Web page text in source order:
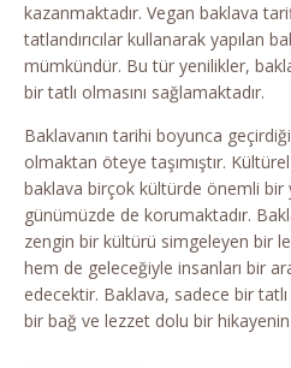
kazanmaktadır. Vegan baklava
tatlandırıcılar kullanarak yapılan
mümkündür. Bu tür yenilikler,
bir tatlı olmasını sağlamaktadır.
Baklavanın tarihi boyunca
olmaktan öteye taşımıştır.
baklava birçok kültürde önemli
günümüzde de korumaktadır.
zengin bir kültürü simgeleyen bir
hem de geleceğiyle insanları bir
edecektir. Baklava, sadece bir
bir bağ ve lezzet dolu bir hikayenin